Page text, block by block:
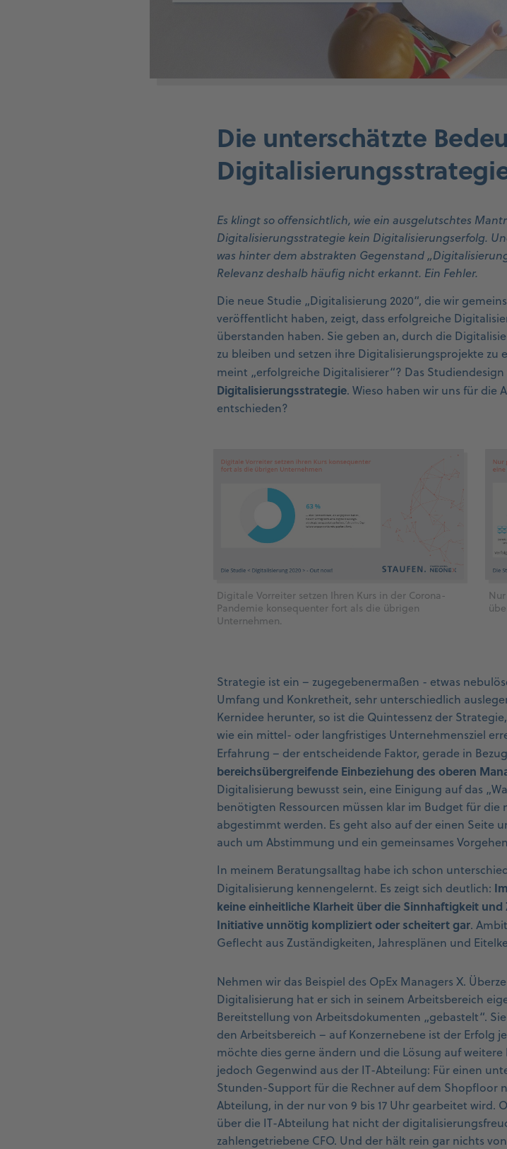
Die unterschätzte
Es klingt so offensichtlich, wie ein ausgelutschtes
Digitalisierungsstrategie kein Digitalisierungserfolg.
was hinter dem abstrakten Gegenstand
Relevanz deshalb häufig nicht erkannt. Ein Fehler.
Die neue Studie „Digitalisierung 2020“, die wir
veröffentlicht haben, zeigt, dass erfolgreiche
überstanden haben. Sie geben an, durch die
zu bleiben und setzen ihre Digitalisierungsprojekte
meint „erfolgreiche Digitalisierer“? Das
Digitalisierungsstrategie. Wieso haben wir uns für die
entschieden?
Digitale Vorreiter setzen Ihren Kurs in der Corona-
Pandemie konsequenter fort als die übrigen
Unternehmen.
Strategie ist ein – zugegebenermaßen - etwas
Umfang und Konkretheit, sehr unterschiedlich
Kernidee herunter, so ist die Quintessenz der
wie ein mittel- oder langfristiges Unternehmensziel
Erfahrung – der entscheidende Faktor, gerade in
bereichsübergreifende Einbeziehung des oberen
Digitalisierung bewusst sein, eine Einigung auf das
benötigten Ressourcen müssen klar im Budget für die
abgestimmt werden. Es geht also auf der einen Seite
auch um Abstimmung und ein gemeinsames
In meinem Beratungsalltag habe ich schon
Digitalisierung kennengelernt. Es zeigt sich deutlich:
keine einheitliche Klarheit über die Sinnhaftigkeit
Initiative unnötig kompliziert oder scheitert gar.
Geflecht aus Zuständigkeiten, Jahresplänen und
Nehmen wir das Beispiel des OpEx Managers X.
Digitalisierung hat er sich in seinem Arbeitsbereich
Bereitstellung von Arbeitsdokumenten „gebastelt“.
den Arbeitsbereich – auf Konzernebene ist der Erfolg
möchte dies gerne ändern und die Lösung auf
jedoch Gegenwind aus der IT-Abteilung: Für einen
Stunden-Support für die Rechner auf dem Shopfloor
Abteilung, in der nur von 9 bis 17 Uhr gearbeitet wird.
über die IT-Abteilung hat nicht der
zahlengetriebene CFO. Und der hält rein gar nichts